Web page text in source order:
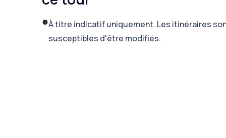
À titre indicatif uniquement. Les itinéraires
susceptibles d'être modifiés.